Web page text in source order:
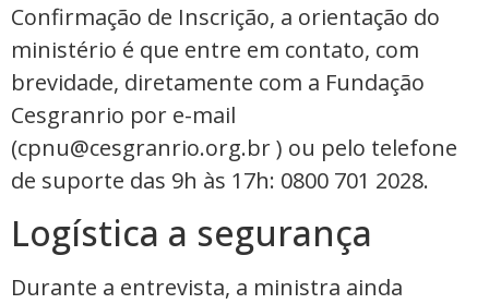
Confirmação de Inscrição, a orientação do
ministério é que entre em contato, com
brevidade, diretamente com a Fundação
Cesgranrio por e-mail
(cpnu@cesgranrio.org.br ) ou pelo telefone
de suporte das 9h às 17h: 0800 701 2028.
Logística a segurança
Durante a entrevista, a ministra ainda